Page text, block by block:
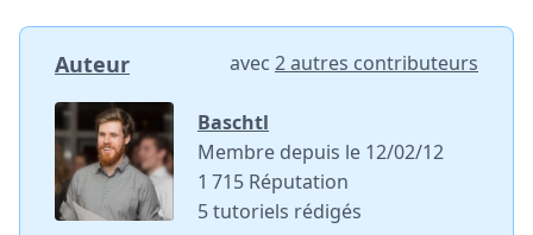
Auteur avec 2 autres contributeurs
Baschtl
Membre depuis le 12/02/12
1 715 Réputation
5 tutoriels rédigés